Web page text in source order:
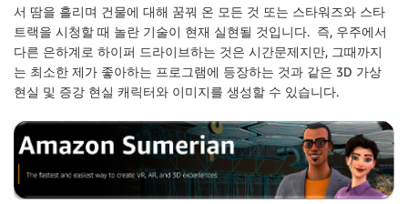
서 땀을 흘리며 건물에 대해 꿈꿔 온 모든 것 또는 스타워즈와 스타
트랙을 시청할 때 놀란 기술이 현재 실현될 것입니다. 즉, 우주에서
다른 은하계로 하이퍼 드라이브하는 것은 시간문제지만, 그때까지
는 최소한 제가 좋아하는 프로그램에 등장하는 것과 같은 3D 가상
현실 및 증강 현실 캐릭터와 이미지를 생성할 수 있습니다.